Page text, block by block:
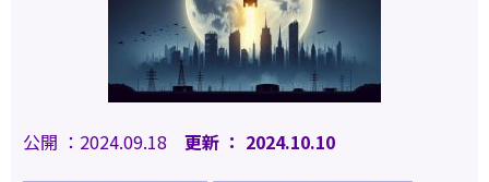
公開 ：2024.09.18 更新 ： 2024.10.10